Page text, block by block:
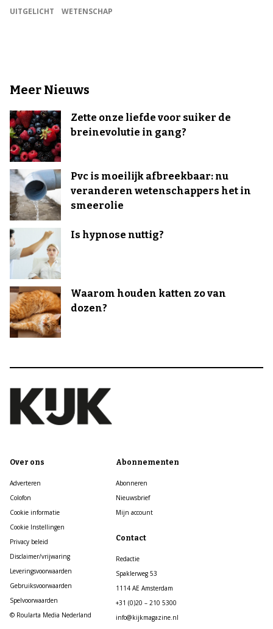
UITGELICHT
WETENSCHAP
Meer Nieuws
Zette onze liefde voor suiker de
breinevolutie in gang?
Pvc is moeilijk afbreekbaar: nu
veranderen wetenschappers het in
smeerolie
Is hypnose nuttig?
Waarom houden katten zo van
dozen?
Over ons
Adverteren
Colofon
Cookie informatie
Cookie Instellingen
Privacy beleid
Disclaimer/vrijwaring
Leveringsvoorwaarden
Gebruiksvoorwaarden
Spelvoorwaarden
© Roularta Media Nederland
Abonnementen
Abonneren
Nieuwsbrief
Mijn account
Contact
Redactie
Spaklerweg 53
1114 AE Amsterdam
+31 (0)20 – 210 5300
info@kijkmagazine.nl